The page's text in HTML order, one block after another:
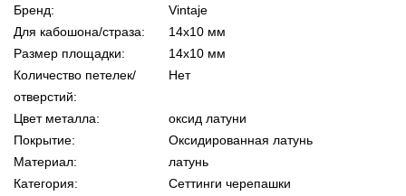
Бренд:
Vintaje
Для кабошона/страза:
14х10 мм
Размер площадки:
14х10 мм
Количество петелек/
отверстий:
Нет
Цвет металла:
оксид латуни
Покрытие:
Оксидированная латунь
Материал:
латунь
Категория:
Сеттинги черепашки